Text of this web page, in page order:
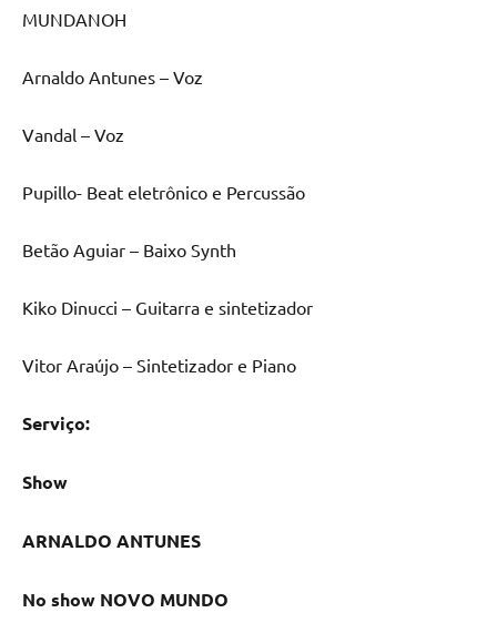
MUNDANOH
Arnaldo Antunes – Voz
Vandal – Voz
Pupillo- Beat eletrônico e Percussão
Betão Aguiar – Baixo Synth
Kiko Dinucci – Guitarra e sintetizador
Vitor Araújo – Sintetizador e Piano
Serviço:
Show
ARNALDO ANTUNES
No show NOVO MUNDO